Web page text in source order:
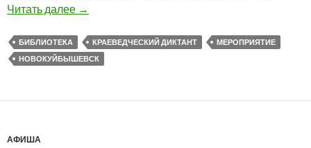
Читать далее Подведены итоги Городского
→
БИБЛИОТЕКА КРАЕВЕДЧЕСКИЙ ДИКТАНТ
МЕРОПРИЯТИЕ
НОВОКУЙБЫШЕВСК
АФИША